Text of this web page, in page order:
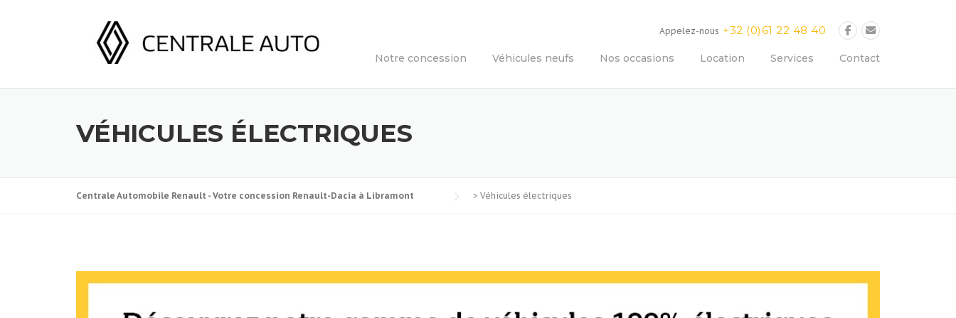
Appelez-nous +32 (0)61 22 48 40
Notre concession Véhicules neufs Nos occasions Location Services Contact
VÉHICULES ÉLECTRIQUES
Centrale Automobile Renault - Votre concession Renault-Dacia à Libramont > Véhicules électriques